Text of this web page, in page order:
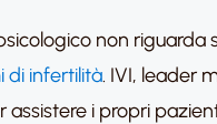
non
di infertilità. IVI, leader
i propri